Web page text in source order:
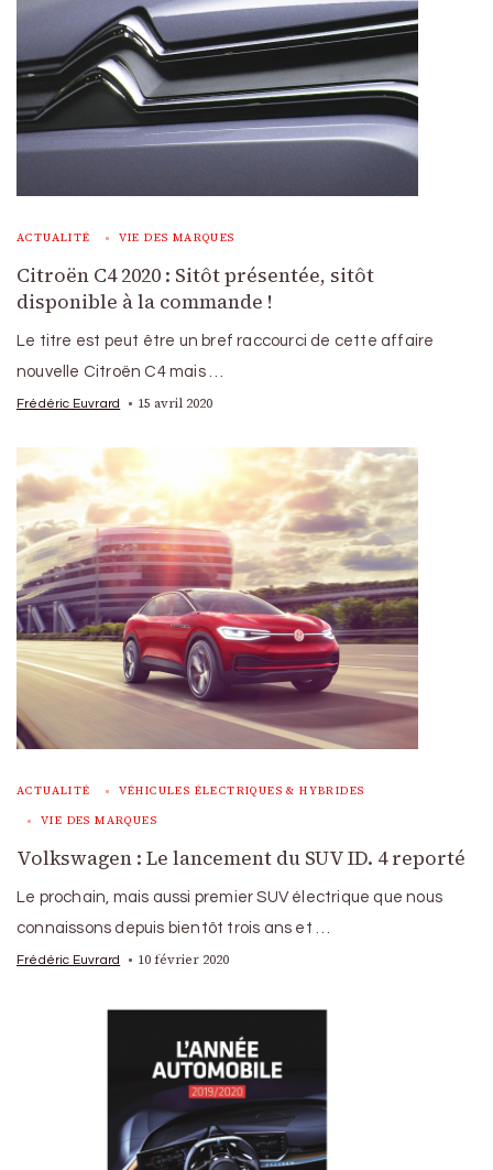
ACTUALITÉ VIE DES MARQUES
Citroën C4 2020 : Sitôt présentée, sitôt
disponible à la commande !
Le titre est peut être un bref raccourci de cette affaire
nouvelle Citroën C4 mais …
Frédéric Euvrard 15 avril 2020
ACTUALITÉ VÉHICULES ÉLECTRIQUES & HYBRIDES
VIE DES MARQUES
Volkswagen : Le lancement du SUV ID. 4 reporté
Le prochain, mais aussi premier SUV électrique que nous
connaissons depuis bientôt trois ans et …
Frédéric Euvrard 10 février 2020